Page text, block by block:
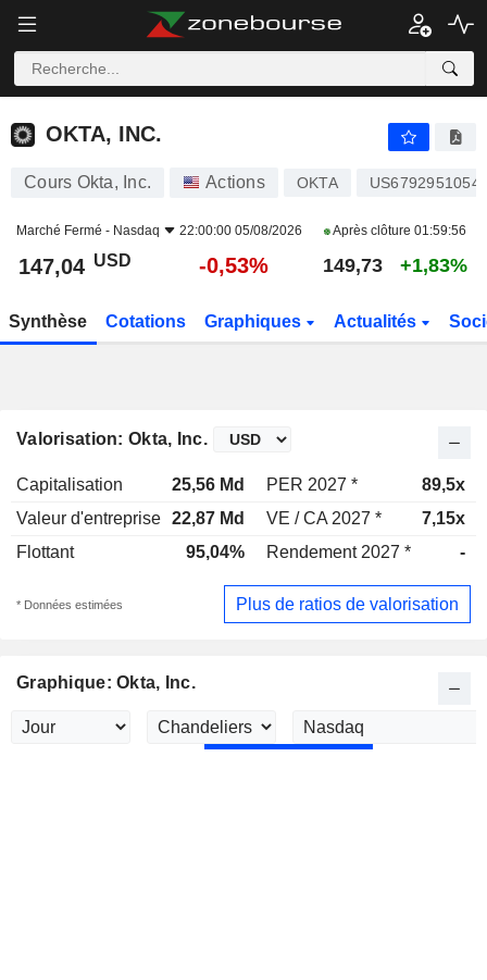
OKTA, INC.
OKTA, INC.
Cours Okta, Inc. Actions OKTA US6792951054
Marché Fermé - Nasdaq 22:00:00 05/08/2026 Après clôture 01:59:56
147,04 USD -0,53% 149,73 +1,83%
Synthèse Cotations Graphiques Actualités
Valorisation: Okta, Inc.
Capitalisation 25,56 Md PER 2027 *
89,5x
Valeur d'entreprise 22,87 Md VE / CA 2027 *
7,15x
Flottant
95,04% Rendement 2027 * -
* Données estimées Plus de ratios de valorisation
Graphique: Okta, Inc.